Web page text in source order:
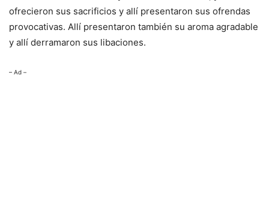
ofrecieron sus sacrificios y allí presentaron sus ofrendas
provocativas. Allí presentaron también su aroma agradable
y allí derramaron sus libaciones.
– Ad –